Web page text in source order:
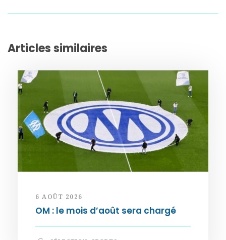
Articles similaires
6 AOÛT 2026
OM : le mois d’août sera chargé